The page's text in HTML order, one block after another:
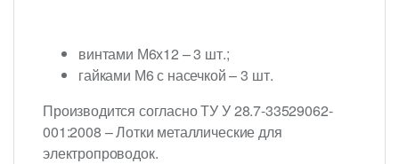
винтами М6х12 – 3 шт.;
гайками М6 с насечкой – 3 шт.
Производится согласно ТУ У 28.7-33529062-
001:2008 – Лотки металлические для
электропроводок.